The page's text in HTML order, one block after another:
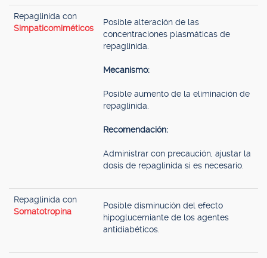
Repaglinida con
Simpaticomiméticos
Posible alteración de las
concentraciones plasmáticas de
repaglinida.
Mecanismo:
Posible aumento de la eliminación de
repaglinida.
Recomendación:
Administrar con precaución, ajustar la
dosis de repaglinida si es necesario.
Repaglinida con
Somatotropina
Posible disminución del efecto
hipoglucemiante de los agentes
antidiabéticos.